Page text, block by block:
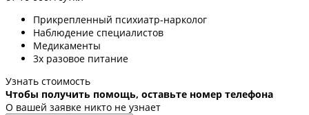
Прикрепленный психиатр-нарколог
Наблюдение специалистов
Медикаменты
3х разовое питание
Узнать стоимость
Чтобы получить помощь, оставьте номер телефона
О вашей заявке никто не узнает